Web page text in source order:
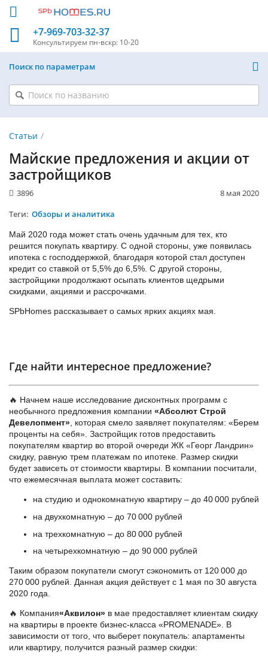
+7-969-703-32-37
Консультируем пн-вскр: 10-20
Поиск по параметрам
Статьи
Майские предложения и акции от
застройщиков
8 мая 2020
3896
Теги: Обзоры и аналитика
Май 2020 года может стать очень удачным для тех, кто
решится покупать квартиру. С одной стороны, уже появилась
ипотека с господдержкой, благодаря которой стал доступен
кредит со ставкой от 5,5% до 6,5%. С другой стороны,
застройщики продолжают осыпать клиентов щедрыми
скидками, акциями и рассрочками.
SPbHomes рассказывает о самых ярких акциях мая.
Где найти интересное предложение?
🔥 Начнем наше исследование дисконтных программ с
необычного предложения компании «Абсолют Строй
Девелопмент» , которая смело заявляет покупателям: «Берем
проценты на себя». Застройщик готов предоставить
покупателям квартир во второй очереди ЖК «Георг Ландрин»
скидку, равную трем платежам по ипотеке. Размер скидки
будет зависеть от стоимости квартиры. В компании посчитали,
что ежемесячная выплата может составить:
на студию и однокомнатную квартиру – до 40 000 рублей
на двухкомнатную – до 70 000 рублей
на трехкомнатную – до 80 000 рублей
на четырехкомнатную – до 90 000 рублей
Таким образом покупатели смогут сэкономить от 120 000 до
270 000 рублей. Данная акция действует с 1 мая по 30 августа
2020 года.
🔥 Компания«Аквилон» в мае предоставляет клиентам скидку
на квартиры в проекте бизнес-класса «PROMENADE». В
зависимости от того, что выберет покупатель: апартаменты
или квартиру, получится разный размер скидки: